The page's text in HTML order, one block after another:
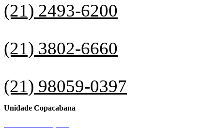
(21) 2493-6200
(21) 3802-6660
(21) 98059-0397
Unidade Copacabana